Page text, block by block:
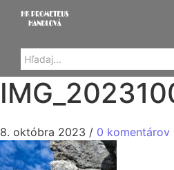
8. októbra 2023 / 0 komentárov